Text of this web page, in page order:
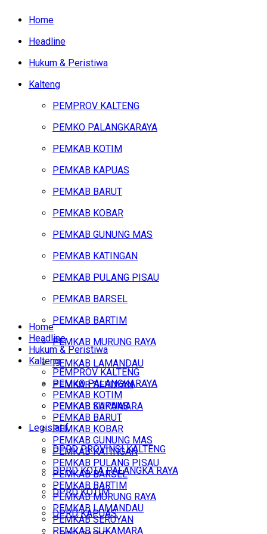
Home
Headline
Hukum & Peristiwa
Kalteng
PEMPROV KALTENG
PEMKO PALANGKARAYA
PEMKAB KOTIM
PEMKAB KAPUAS
PEMKAB BARUT
PEMKAB KOBAR
PEMKAB GUNUNG MAS
PEMKAB KATINGAN
PEMKAB PULANG PISAU
PEMKAB BARSEL
PEMKAB BARTIM
PEMKAB MURUNG RAYA
PEMKAB LAMANDAU
PEMKAB SERUYAN
PEMKAB SUKAMARA
Legislatif
DPRD PROVINSI KALTENG
DPRD KOTA PALANGKA RAYA
DPRD KOTIM
DPRD KAPUAS
Home
Headline
Hukum & Peristiwa
Kalteng
PEMPROV KALTENG
PEMKO PALANGKARAYA
PEMKAB KOTIM
PEMKAB KAPUAS
PEMKAB BARUT
PEMKAB KOBAR
PEMKAB GUNUNG MAS
PEMKAB KATINGAN
PEMKAB PULANG PISAU
PEMKAB BARSEL
PEMKAB BARTIM
PEMKAB MURUNG RAYA
PEMKAB LAMANDAU
PEMKAB SERUYAN
PEMKAB SUKAMARA